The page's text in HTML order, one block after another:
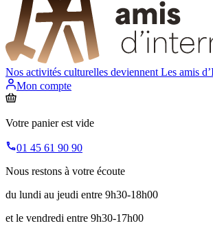
Nos activités culturelles deviennent Les amis
Mon compte
Votre panier est vide
01 45 61 90 90
Nous restons à votre écoute
du lundi au jeudi entre 9h30-18h00
et le vendredi entre 9h30-17h00